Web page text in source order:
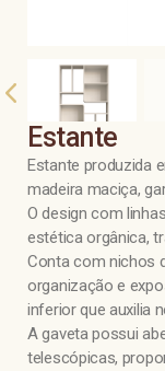
Estante
Estante produzida
madeira maciça,
O design com
estética orgânica,
Conta com nichos
organização e
inferior que auxilia
A gaveta possui
telescópicas,